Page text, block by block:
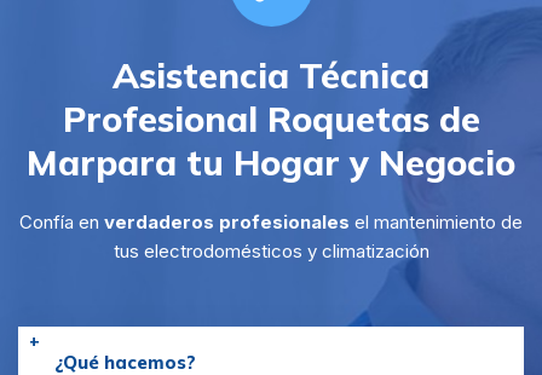
Asistencia Técnica
Profesional Roquetas de
Marpara tu Hogar y Negocio
Confía en verdaderos profesionales el mantenimiento de
tus electrodomésticos y climatización
¿Qué hacemos?